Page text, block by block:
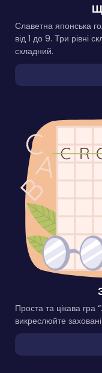
Славетна японська
від 1 до 9. Три рівні
складний.
Проста та цікава гра
викреслюйте